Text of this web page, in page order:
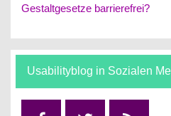
Gestaltgesetze barrierefrei?
Usabilityblog in Sozialen